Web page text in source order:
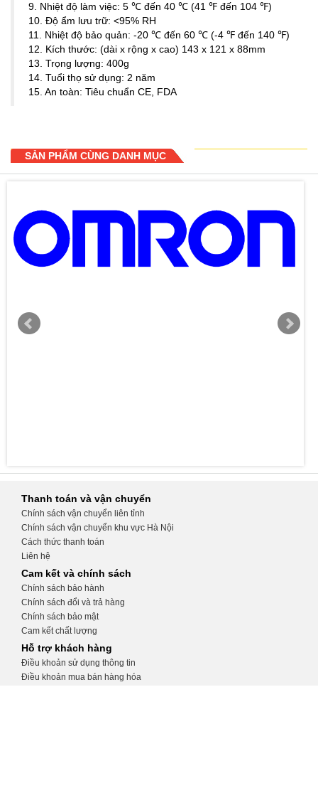
9. Nhiệt độ làm việc: 5 ℃ đến 40 ℃ (41 ℉ đến 104 ℉)
10. Độ ẩm lưu trữ: <95% RH
11. Nhiệt độ bảo quản: -20 ℃ đến 60 ℃ (-4 ℉ đến 140 ℉)
12. Kích thước: (dài x rộng x cao) 143 x 121 x 88mm
13. Trọng lượng: 400g
14. Tuổi thọ sử dụng: 2 năm
15. An toàn: Tiêu chuẩn CE, FDA
SẢN PHẨM CÙNG DANH MỤC
Thanh toán và vận chuyển
Chính sách vận chuyển liên tỉnh
Chính sách vận chuyển khu vực Hà Nội
Cách thức thanh toán
Liên hệ
Cam kết và chính sách
Chính sách bảo hành
Chính sách đổi và trả hàng
Chính sách bảo mật
Cam kết chất lượng
Hỗ trợ khách hàng
Điều khoản sử dụng thông tin
Điều khoản mua bán hàng hóa